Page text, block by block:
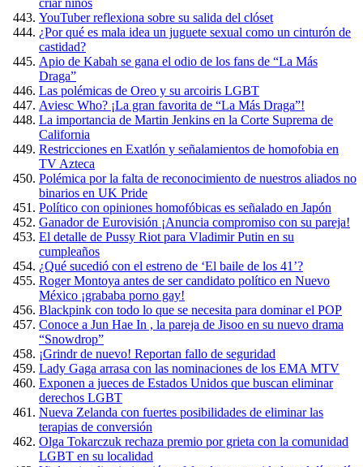
criar niños
YouTuber reflexiona sobre su salida del clóset
¿Por qué es mala idea un juguete sexual como un cinturón de
castidad?
Apio de Kabah se gana el odio de los fans de “La Más
Draga”
Las polémicas de Oreo y su arcoiris LGBT
Aviesc Who? ¡La gran favorita de “La Más Draga”!
La importancia de Martin Jenkins en la Corte Suprema de
California
Restricciones en Exatlón y señalamientos de homofobia en
TV Azteca
Polémica por la falta de reconocimiento de nuestros aliados no
binarios en UK Pride
Político con opiniones homofóbicas es señalado en Japón
Ganador de Eurovisión ¡Anuncia compromiso con su pareja!
El detalle de Pussy Riot para Vladimir Putin en su
cumpleaños
¿Qué sucedió con el estreno de ‘El baile de los 41’?
Roger Montoya antes de ser candidato político en Nuevo
México ¡grababa porno gay!
Blackpink con todo lo que se necesita para dominar el POP
Conoce a Jun Hae In , la pareja de Jisoo en su nuevo drama
“Snowdrop”
¡Grindr de nuevo! Reportan fallo de seguridad
Lady Gaga arrasa con las nominaciones de los EMA MTV
Exponen a jueces de Estados Unidos que buscan eliminar
derechos LGBT
Nueva Zelanda con fuertes posibilidades de eliminar las
terapias de conversión
Olga Tokarczuk rechaza premio por grieta con la comunidad
LGBT en su localidad